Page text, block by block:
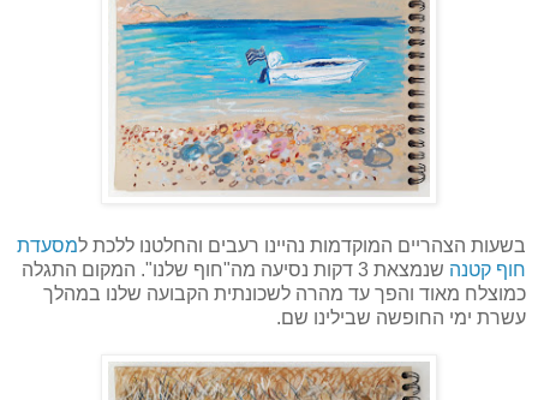
בשעות הצהריים המוקדמות נהיינו רעבים והחלטנו ללכת למסעדת
חוף קטנה
שנמצאת 3 דקות נסיעה מה"חוף שלנו". המקום התגלה
כמוצלח מאוד והפך עד מהרה לשכונתית הקבועה שלנו במהלך
עשרת ימי החופשה שבילינו שם.